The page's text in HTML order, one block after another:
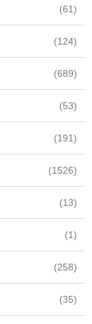
(61)
(124)
(689)
(53)
(191)
(1526)
(13)
(1)
(258)
(35)